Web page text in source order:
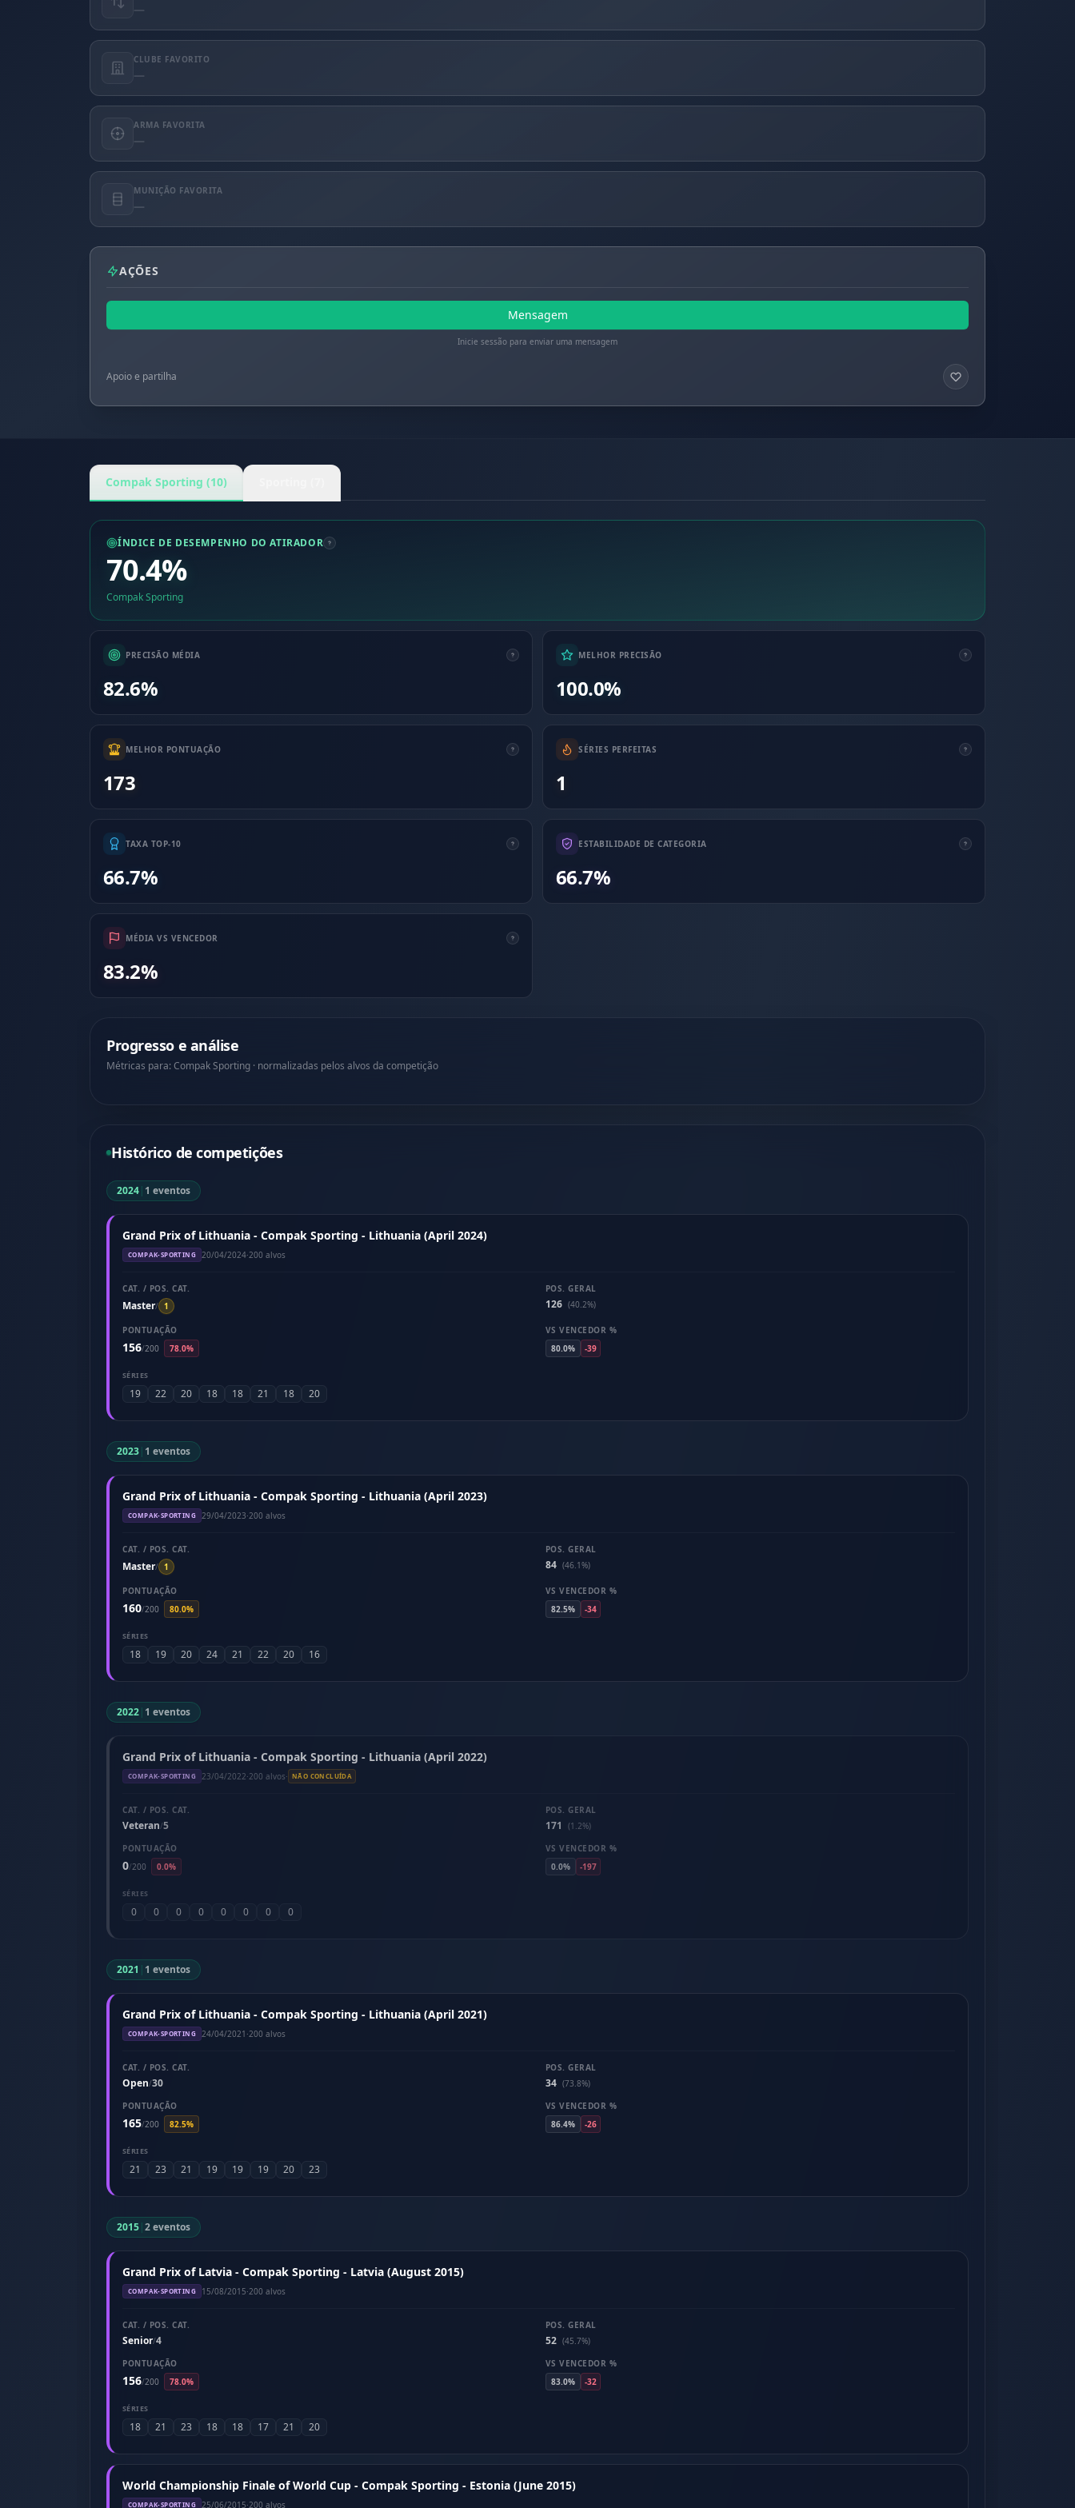
—
CLUBE FAVORITO
—
ARMA FAVORITA
—
MUNIÇÃO FAVORITA
—
AÇÕES
Mensagem
Inicie sessão para enviar uma mensagem
Apoio e partilha
Compak Sporting (10)
ÍNDICE DE DESEMPENHO DO ATIRADOR
70.4%
Compak Sporting
PRECISÃO MÉDIA
82.6%
MELHOR PRECISÃO
100.0%
MELHOR PONTUAÇÃO
173
SÉRIES PERFEITAS
1
TAXA TOP-10
66.7%
ESTABILIDADE DE CATEGORIA
66.7%
MÉDIA VS VENCEDOR
83.2%
Progresso e análise
Métricas para: Compak Sporting · normalizadas pelos alvos da competição
Histórico de competições
2024| 1 eventos
Grand Prix of Lithuania - Compak Sporting - Lithuania (April 2024)
COMPAK-SPORTING 20/04/2024·200 alvos
CAT. / POS. CAT.
Master/ 1
POS. GERAL
126 (40.2%)
PONTUAÇÃO
156/200 78.0%
VS VENCEDOR %
80.0%
-39
SÉRIES
19 22 20 18 18 21 18 20
2023| 1 eventos
Grand Prix of Lithuania - Compak Sporting - Lithuania (April 2023)
COMPAK-SPORTING 29/04/2023·200 alvos
CAT. / POS. CAT.
Master/ 1
POS. GERAL
84 (46.1%)
PONTUAÇÃO
160/200 80.0%
VS VENCEDOR %
82.5%
-34
SÉRIES
18 19 20 24 21 22 20 16
2022| 1 eventos
Grand Prix of Lithuania - Compak Sporting - Lithuania (April 2022)
COMPAK-SPORTING 23/04/2022·200 alvos· NÃO CONCLUÍDA
CAT. / POS. CAT.
Veteran/5
POS. GERAL
171
(1.2%)
PONTUAÇÃO
0/200 0.0%
VS VENCEDOR %
0.0%
-197
SÉRIES
0 0 0 0 0 0 0 0
2021 | 1 eventos
Grand Prix of Lithuania - Compak Sporting - Lithuania (April 2021)
COMPAK-SPORTING 24/04/2021 ·200 alvos
CAT. / POS. CAT.
Open/30
POS. GERAL
34 (73.8%)
PONTUAÇÃO
165/200 82.5%
VS VENCEDOR %
86.4%
-26
SÉRIES
21 23 21 19 19 19 20 23
2015|2 eventos
Grand Prix of Latvia - Compak Sporting - Latvia (August 2015)
COMPAK-SPORTING 15/08/2015·200 alvos
CAT. / POS. CAT.
Senior/4
POS. GERAL
52 (45.7%)
PONTUAÇÃO
156/200 78.0%
VS VENCEDOR %
83.0%
-32
SÉRIES
18 21 23 18 18 17 21 20
World Championship Finale of World Cup - Compak Sporting - Estonia (June 2015)
COMPAK-SPORTING 25/06/2015·200 alvos